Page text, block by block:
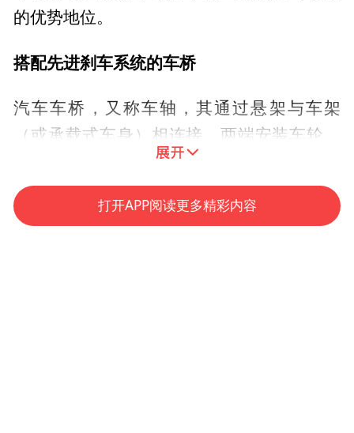
的优势地位。
搭配先进刹车系统的车桥
汽车车桥，又称车轴，其通过悬架与车架
（或承载式车身）相连接，两端安装车轮。
车桥的作用是承受汽车的载荷，维持汽车在
道路上的正常行驶。通俗点说，车桥相当于
车辆的腿，车辆的承重、制动、传动都要依
打开APP阅读更多精彩内容